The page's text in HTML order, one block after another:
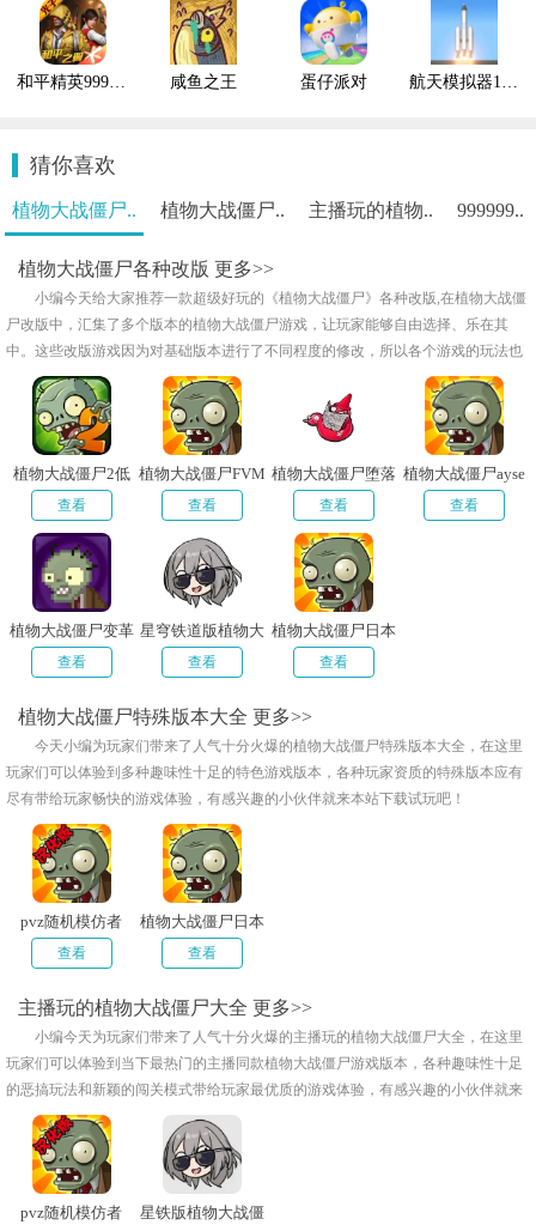
和平精英999999点券 咸鱼之王 蛋仔派对 航天模拟器1.9.7
猜你喜欢
植物大战僵尸.. 植物大战僵尸.. 主播玩的植物.. 999999..
植物大战僵尸各种改版 更多>>
小编今天给大家推荐一款超级好玩的《植物大战僵尸》各种改版,在植物大战僵
尸改版中，汇集了多个版本的植物大战僵尸游戏，让玩家能够自由选择、乐在其
中。这些改版游戏因为对基础版本进行了不同程度的修改，所以各个游戏的玩法也
各具特色，感兴趣的朋友就来本站下载吧。
植物大战僵尸2低
配版
查看
植物大战僵尸FVM
版
查看
植物大战僵尸堕落
版
查看
植物大战僵尸ayse
版手机版
查看
植物大战僵尸变革
内置菜单版
查看
星穹铁道版植物大
战僵尸内置菜单版
查看
植物大战僵尸日本
鬼子版
查看
植物大战僵尸特殊版本大全 更多>>
今天小编为玩家们带来了人气十分火爆的植物大战僵尸特殊版本大全，在这里
玩家们可以体验到多种趣味性十足的特色游戏版本，各种玩家资质的特殊版本应有
尽有带给玩家畅快的游戏体验，有感兴趣的小伙伴就来本站下载试玩吧！
pvz随机模仿者
查看
植物大战僵尸日本
鬼子版
查看
主播玩的植物大战僵尸大全 更多>>
小编今天为玩家们带来了人气十分火爆的主播玩的植物大战僵尸大全，在这里
玩家们可以体验到当下最热门的主播同款植物大战僵尸游戏版本，各种趣味性十足
的恶搞玩法和新颖的闯关模式带给玩家最优质的游戏体验，有感兴趣的小伙伴就来
本站下载试玩吧！
pvz随机模仿者 星铁版植物大战僵